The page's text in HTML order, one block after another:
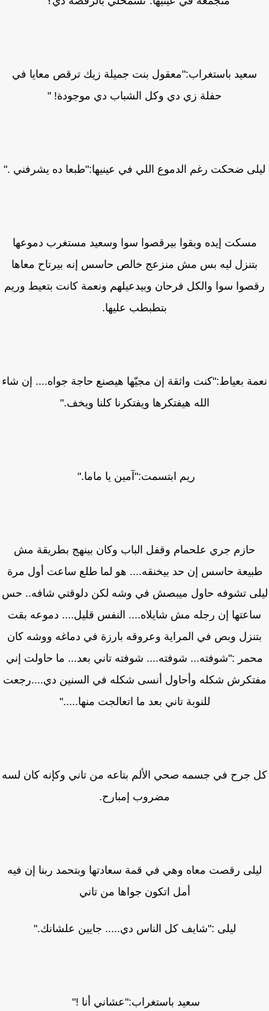
سعيد باستغراب:"معقول بنت جميلة زيك ترقص معايا في
حفلة زي دي وكل الشباب دي موجودة! "
ضحكت رغم الدموع اللي في عينيها:"طبعا ده يشرفني ."
مسكت إيده وبقوا بيرقصوا سوا وسعيد مستغرب دموعها
بتنزل ليه بس مش منزعج خالص حاسس إنه بيرتاح معاها
سوا والكل فرحان وبيدعيلهم ونعمة كانت بتعيط وريم
بتطبطب عليها.
بعياط:"كنت واثقة إن مجيّها هيصنع حاجة جواه.... إن شاء
الله هيفتكرها ويفتكرنا كلنا ويخف."
ريم ابتسمت:"آمين يا ماما."
حازم جري علحمام وقفل الباب وكان بينهج بطريقة مش
حاسس إن حد بيخنقه.... هو لما طلع ساعت أول مرة
تشوفه حاول ميبصش في وشه لكن دلوقتي شافه.. حس
إن رجله مش شايلاه.... النفس قليل.... دموعه بقت
وبص في المراية وعروقه بارزة في دماغه ووشه كان
:"شوفته... شوفته.... شوفته تاني بعد... ما حاولت إني
شكله وأحاول أنسى شكله في السنين دي....رجعت
للنوبة تاني بعد ما اتعالجت منها....."
جرح في جسمه صحي الألم بتاعه من تاني وكإنه كان لسه
مضروب إمبارح.
رقصت معاه وهي في قمة سعادتها وبتحمد ربنا إن فيه
أمل اتكون جواها من تاني
ليلى :"شايف كل الناس دي..... جايين علشانك."
سعيد باستغراب:"عشاني أنا !"